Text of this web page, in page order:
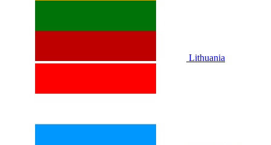
Lithuania